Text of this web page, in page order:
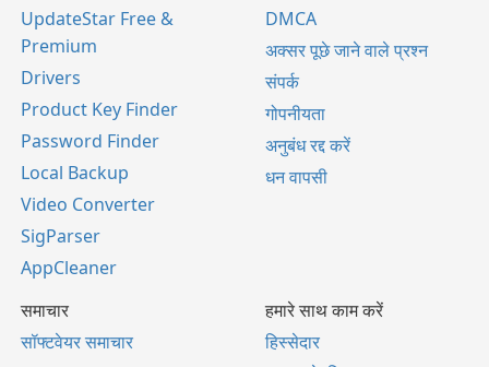
UpdateStar Free &
Premium
Drivers
Product Key Finder
Password Finder
Local Backup
Video Converter
SigParser
AppCleaner
DMCA
अक्सर पूछे जाने वाले प्रश्न
संपर्क
गोपनीयता
अनुबंध रद्द करें
धन वापसी
समाचार
सॉफ्टवेयर समाचार
हमारे साथ काम करें
हिस्सेदार